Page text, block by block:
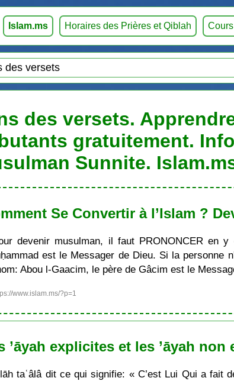
Islam.ms Horaires des Prières et Qiblah
des versets.
gratuitement.
Sunnite.
Se Convertir à l’Islam ?
devenir musulman, il faut PRONONCER en
est le Messager de Dieu. Si la personne
Abou l-Gaacim, le père de Gâcim est le
www.islam.ms/?p=1
’āyah explicites et les ’āyah
taʿâlâ dit ce qui signifie: « C’est Lui Qui a fait